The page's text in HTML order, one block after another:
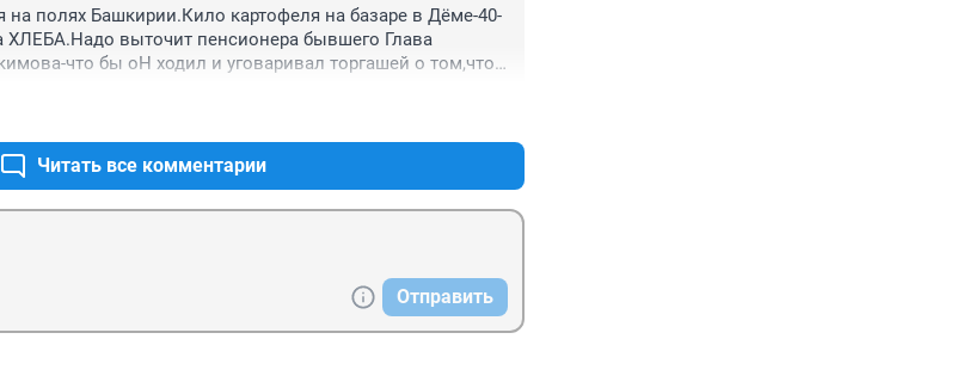
на полях Башкирии.Кило картофеля на базаре в Дёме-40-
ХЛЕБА.Надо выточит пенсионера бывшего Глава
что бы оН ходил и уговаривал торгашей о том,что
Читать все комментарии
Отправить